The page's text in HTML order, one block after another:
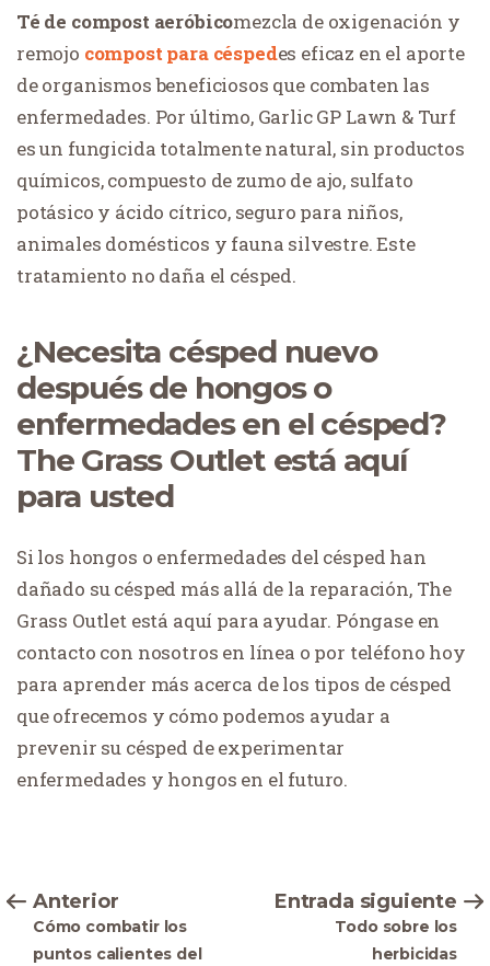
Té de compost aeróbicomezcla de oxigenación y
remojo compost para céspedes eficaz en el aporte
de organismos beneficiosos que combaten las
enfermedades. Por último, Garlic GP Lawn & Turf
es un fungicida totalmente natural, sin productos
químicos, compuesto de zumo de ajo, sulfato
potásico y ácido cítrico, seguro para niños,
animales domésticos y fauna silvestre. Este
tratamiento no daña el césped.
¿Necesita césped nuevo
después de hongos o
enfermedades en el césped?
The Grass Outlet está aquí
para usted
Si los hongos o enfermedades del césped han
dañado su césped más allá de la reparación, The
Grass Outlet está aquí para ayudar. Póngase en
contacto con nosotros en línea o por teléfono hoy
para aprender más acerca de los tipos de césped
que ofrecemos y cómo podemos ayudar a
prevenir su césped de experimentar
enfermedades y hongos en el futuro.
Anterior
Cómo combatir los
puntos calientes del
Entrada siguiente
Todo sobre los
herbicidas